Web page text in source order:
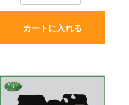
カートに入れる